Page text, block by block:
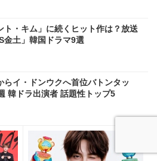
ト・キム」に続くヒット作は？放送
金土」韓国ドラマ9選
らイ・ドンウクへ首位バトンタッ
韓ドラ出演者 話題性トップ5